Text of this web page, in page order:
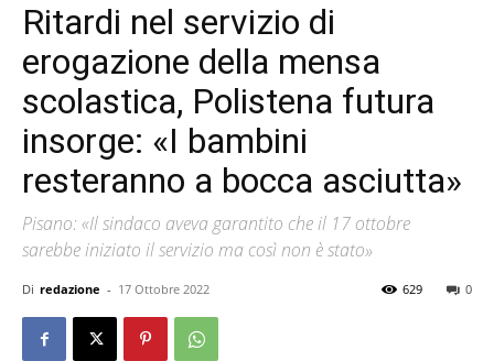
Ritardi nel servizio di
erogazione della mensa
scolastica, Polistena futura
insorge: «I bambini
resteranno a bocca asciutta»
Pisano: «Il sindaco aveva garantito che il 17 ottobre
sarebbe iniziato il servizio ma così non è stato»
Di redazione - 17 Ottobre 2022 0
629